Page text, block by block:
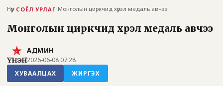
Нүүр СОЁЛ УРЛАГ Монголын циркчид хүрэл медаль авчээ
Монголын циркчид хүрэл медаль авчээ
АДМИН
2026-06-08 07:28
ХУВААЛЦАХ
ЖИРГЭХ